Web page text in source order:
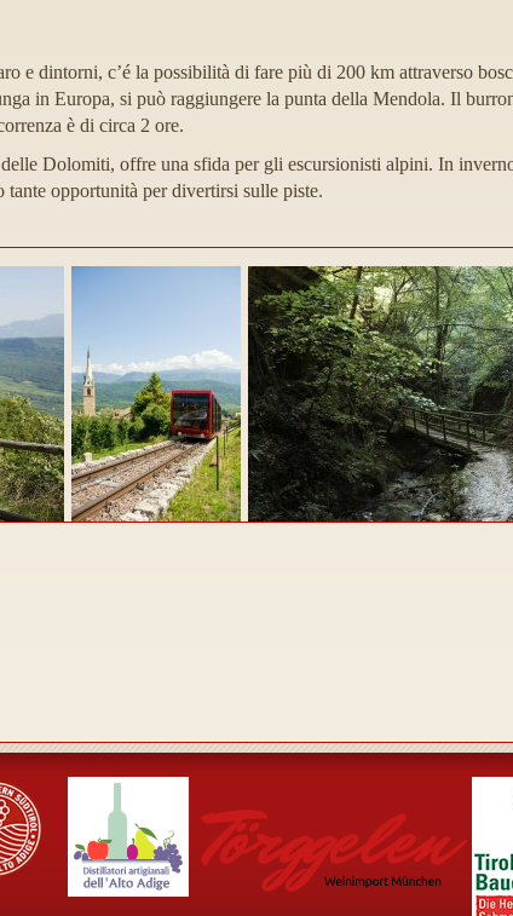
e dintorni, c’é la possibilità di fare più di 200 km attraverso
in Europa, si può raggiungere la punta della Mendola. Il
è di circa 2 ore.
Dolomiti, offre una sfida per gli escursionisti alpini. In
opportunità per divertirsi sulle piste.